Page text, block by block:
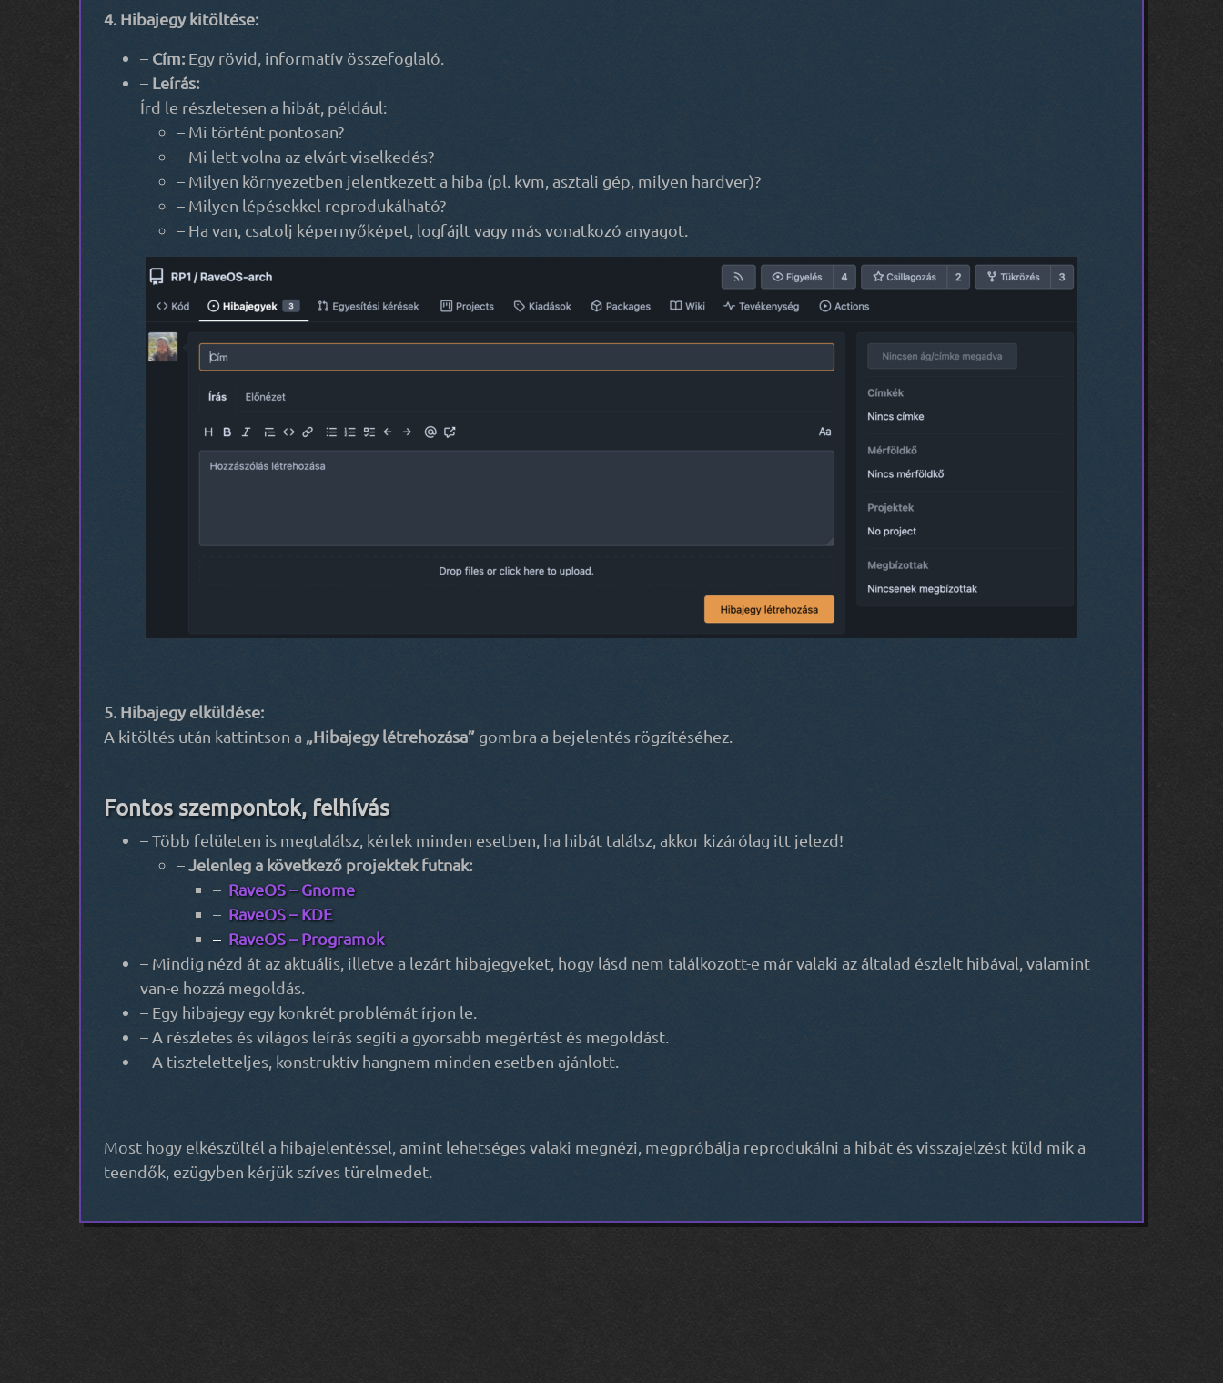
4. Hibajegy kitöltése:
– Cím: Egy rövid, informatív összefoglaló.
– Leírás:
Írd le részletesen a hibát, például:
– Mi történt pontosan?
– Mi lett volna az elvárt viselkedés?
– Milyen környezetben jelentkezett a hiba (pl. kvm, asztali gép, milyen hardver)?
– Milyen lépésekkel reprodukálható?
– Ha van, csatolj képernyőképet, logfájlt vagy más vonatkozó anyagot.
5. Hibajegy elküldése:
A kitöltés után kattintson a „Hibajegy létrehozása” gombra a bejelentés rögzítéséhez.
Fontos szempontok, felhívás
– Több felületen is megtalálsz, kérlek minden esetben, ha hibát találsz, akkor kizárólag itt jelezd!
– Jelenleg a következő projektek futnak:
– RaveOS – Gnome
– RaveOS – KDE
– RaveOS – Programok
– Mindig nézd át az aktuális, illetve a lezárt hibajegyeket, hogy lásd nem találkozott-e már valaki az általad észlelt hibával, valamint
van-e hozzá megoldás.
– Egy hibajegy egy konkrét problémát írjon le.
– A részletes és világos leírás segíti a gyorsabb megértést és megoldást.
– A tiszteletteljes, konstruktív hangnem minden esetben ajánlott.
Most hogy elkészültél a hibajelentéssel, amint lehetséges valaki megnézi, megpróbálja reprodukálni a hibát és visszajelzést küld mik a
teendők, ezügyben kérjük szíves türelmedet.